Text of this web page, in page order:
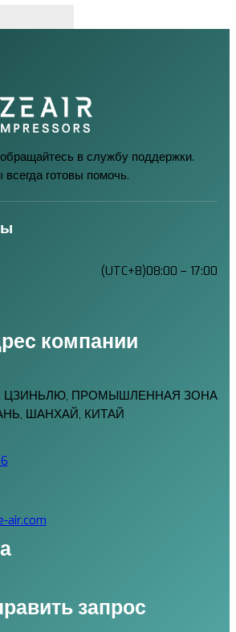
в службу поддержки.
готовы помочь.
(UTC+8)08:00 – 17:00
компании
ЦЗИНЬЛЮ, ПРОМЫШЛЕННАЯ ЗОНА
ШАНХАЙ, КИТАЙ
air.com
запрос